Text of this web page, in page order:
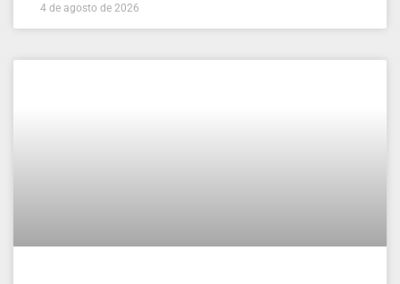
4 de agosto de 2026